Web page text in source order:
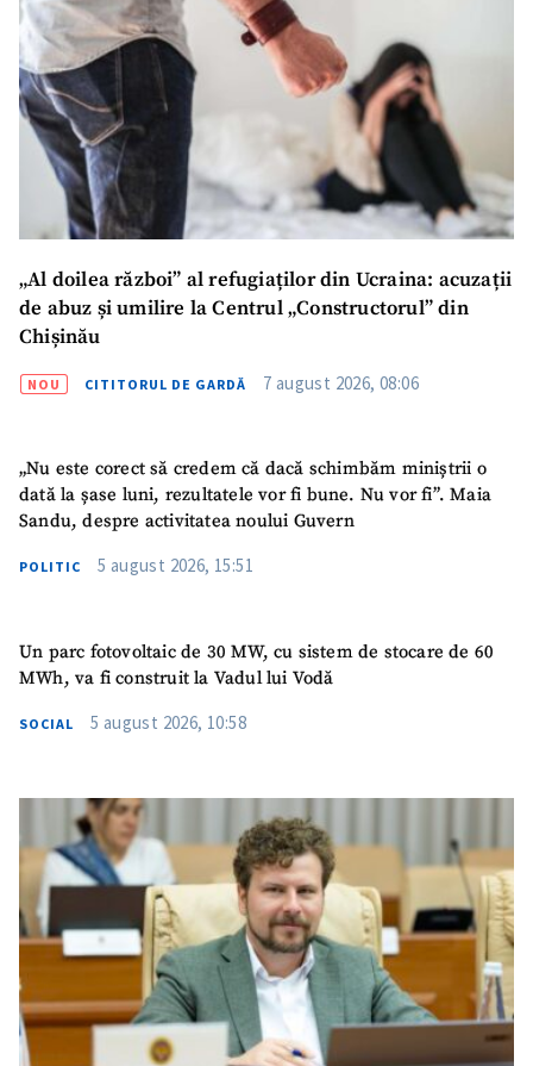
SUSȚINE
„Al doilea război” al refugiaților din Ucraina: acuzații
de abuz și umilire la Centrul „Constructorul” din
Chișinău
NOU CITITORUL DE GARDĂ 7 august 2026, 08:06
„Nu este corect să credem că dacă schimbăm miniștrii o
dată la șase luni, rezultatele vor fi bune. Nu vor fi”. Maia
Sandu, despre activitatea noului Guvern
POLITIC 5 august 2026, 15:51
Un parc fotovoltaic de 30 MW, cu sistem de stocare de 60
MWh, va fi construit la Vadul lui Vodă
SOCIAL 5 august 2026, 10:58